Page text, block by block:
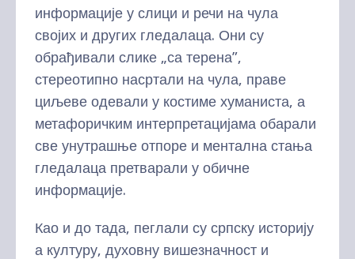
информације у слици и речи на чула
својих и других гледалаца. Они су
обрађивали слике „са терена”,
стереотипно насртали на чула, праве
циљеве одевали у костиме хуманиста, а
метафоричким интерпретацијама обарали
све унутрашње отпоре и ментална стања
гледалаца претварали у обичне
информације.
Као и до тада, пеглали су српску историју
а културу, духовну вишезначност и